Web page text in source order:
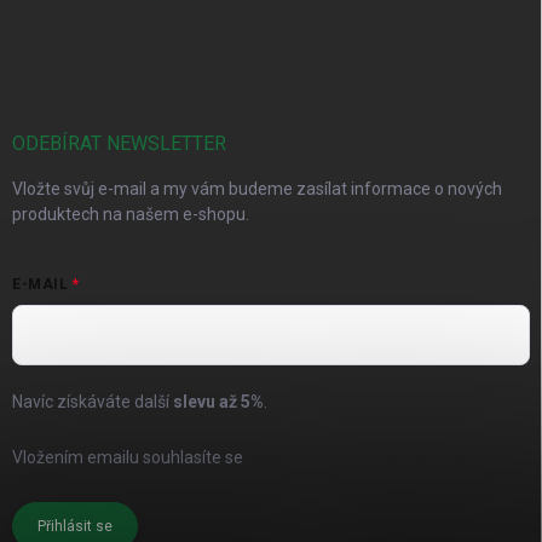
ODEBÍRAT NEWSLETTER
Vložte svůj e-mail a my vám budeme zasílat informace o nových
produktech na našem e-shopu.
E-MAIL
Navíc získáváte další slevu až5%
Vložením emailu souhlasíte se
Přihlásit se